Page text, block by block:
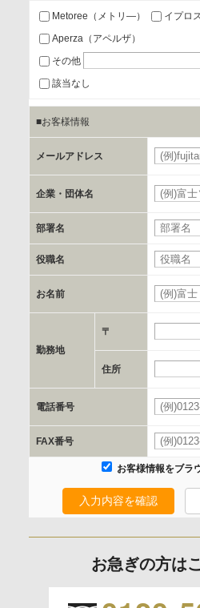
あり
a.個人情報の提供・利用目的
当該企業/団体のサービス等のご案
お客様のご氏名、フリガナ、企業
郵便番号、住所、電話番号、FAX
c.第三者への提供の手段または手法
書類の送付又は電子的な方法
d.提供先および管理者
当社とイベント/セミナーを共同で
e.個人情報取り扱いに関する契約
当社と当該企業/団体とは、個人情
を行います。
委託の有無
利用目的の通知、開示、内容の訂
Metoree（メトリ―） イプロ
Aperza（アペルザ）
その他
該当なし
■お客様情報
メールアドレス
企業・団体名
部署名
役職名
お名前
勤務地
〒
住所
電話番号
FAX番号
お客様情報をブラ
入力内容を確認
お急ぎの方は